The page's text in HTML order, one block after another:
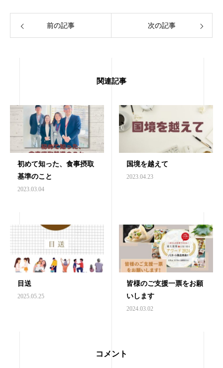
前の記事 次の記事
関連記事
初めて知った、食事摂取
基準のこと
2023.03.04
国境を越えて
2023.04.23
目送
2025.05.25
皆様のご支援一票をお願
いします
2024.03.02
コメント